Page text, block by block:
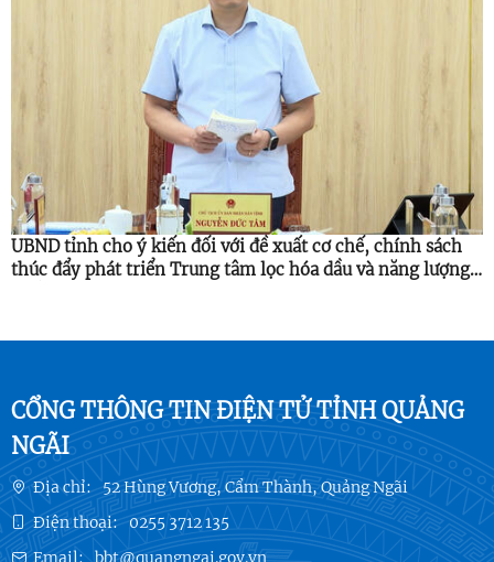
UBND tỉnh cho ý kiến đối với đề xuất cơ chế, chính sách
thúc đẩy phát triển Trung tâm lọc hóa dầu và năng lượng
CỔNG THÔNG TIN ĐIỆN TỬ TỈNH QUẢNG
NGÃI
Địa chỉ: 52 Hùng Vương, Cẩm Thành, Quảng Ngãi
Điện thoại: 0255 3712 135
Email: bbt@quangngai.gov.vn